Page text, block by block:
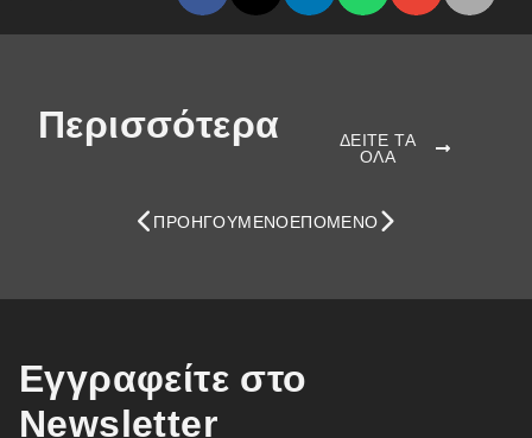
Περισσότερα
ΔΕΙΤΕ ΤΑ
ΟΛΑ
ΠΡΟΗΓΟΎΜΕΝΟΕΠΌΜΕΝΟ
Εγγραφείτε στο
Newsletter